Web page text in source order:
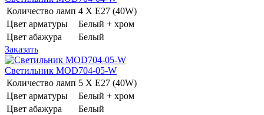
Количество ламп 4 Х E27 (40W)
Цвет арматуры
Белый + хром
Цвет абажура
Белый
Заказать
Светильник MOD704-05-W
Количество ламп 5 Х E27 (40W)
Цвет арматуры
Белый + хром
Цвет абажура
Белый